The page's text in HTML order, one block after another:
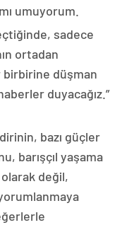
umuyorum.
sadece
ortadan
birbirine düşman
duyacağız.”
bazı güçler
barışçıl yaşama
değil,